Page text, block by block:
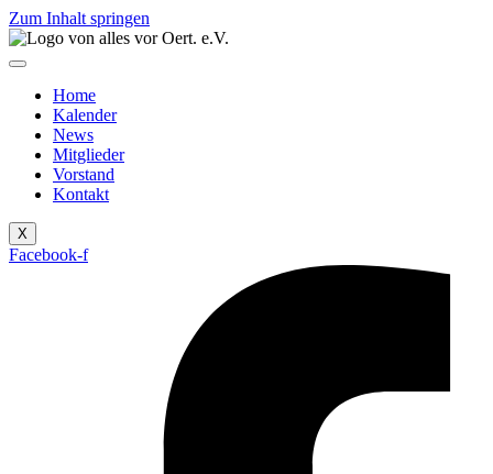
Zum Inhalt springen
Home
Kalender
News
Mitglieder
Vorstand
Kontakt
X
Facebook-f